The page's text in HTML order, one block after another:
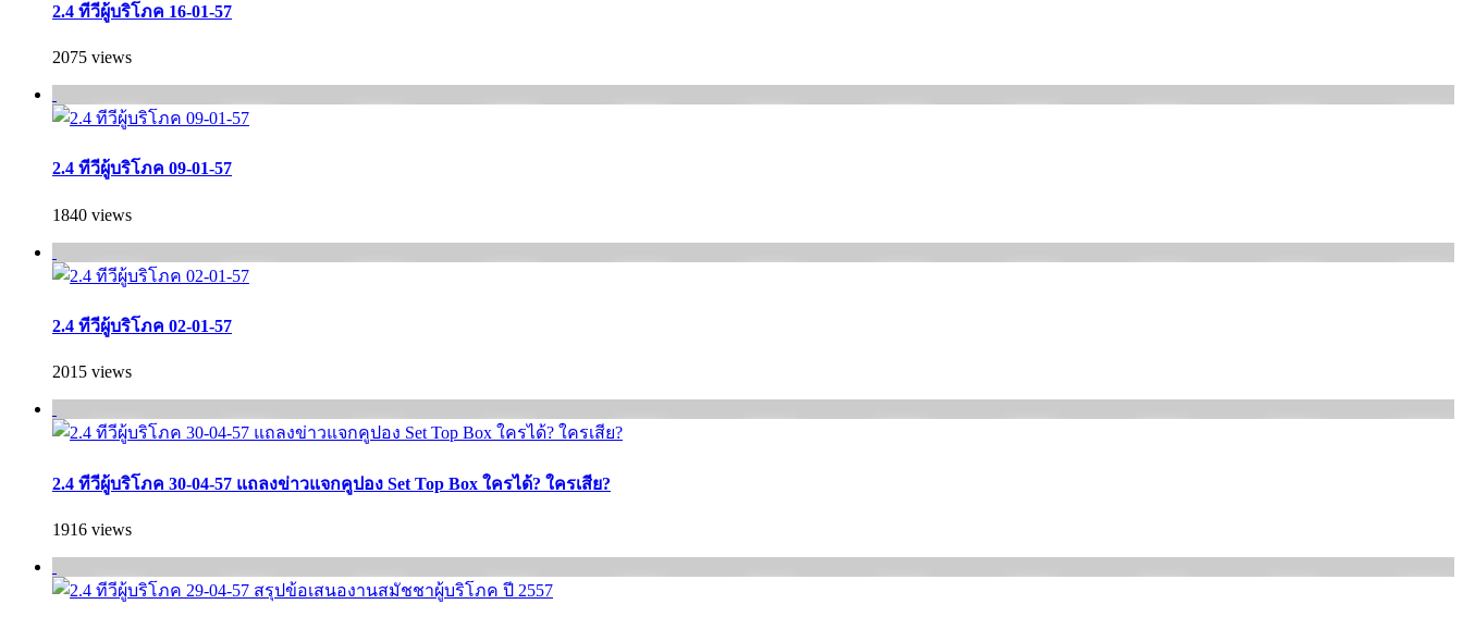
2.4 ทีวีผู้บริโภค 16-01-57
2075 views
2.4 ทีวีผู้บริโภค 09-01-57
1840 views
2.4 ทีวีผู้บริโภค 02-01-57
2015 views
2.4 ทีวีผู้บริโภค 30-04-57 แถลงข่าวแจกคูปอง Set Top Box ใครได้? ใครเสีย?
1916 views